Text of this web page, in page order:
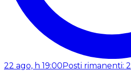
22 ago, h 19:00 Posti rimanenti: 2